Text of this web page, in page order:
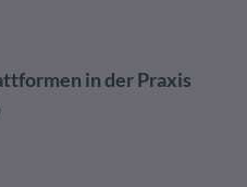
in der Praxis